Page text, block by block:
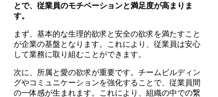
とで、従業員のモチベーションと満足度が高まりま
す。
まず、基本的な生理的欲求と安全の欲求を満たすこと
が企業の基盤となります。これにより、従業員は安心
して業務に取り組むことができます。
次に、所属と愛の欲求が重要です。チームビルディン
グやコミュニケーションを強化することで、従業員間
の一体感が生まれます。これにより、組織の中での繋